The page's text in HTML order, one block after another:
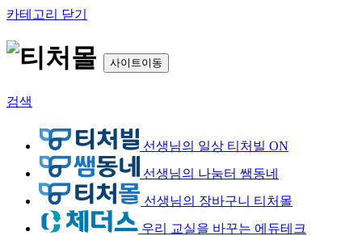
카테고리 닫기
사이트이동
검색
선생님의 일상 티처빌 ON
선생님의 나눔터 쌤동네
선생님의 장바구니 티처몰
우리 교실을 바꾸는 에듀테크